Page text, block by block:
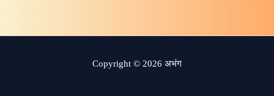
Copyright © 2026 अभंग